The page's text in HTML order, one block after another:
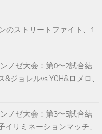
のストリートファイト、1
ノゼ大会：第0〜2試合結
ジョレルvs.YOH&ロメロ、
ノゼ大会：第3〜5試合結
リミネーションマッチ、